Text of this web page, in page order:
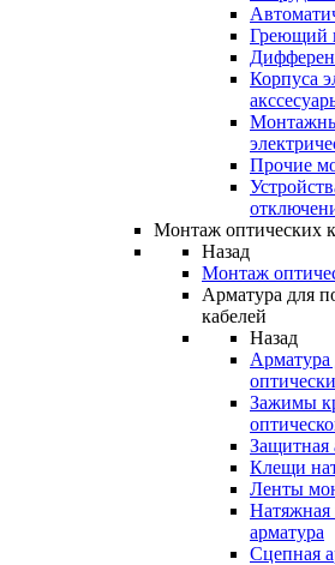
Греющий
Корпуса
Прочие
Монтаж оптических
Назад
Монтаж
Арматура для
кабелей
Назад
Арматура
Зажимы
Защитная
Клещи
Ленты
арматура
Сцепная